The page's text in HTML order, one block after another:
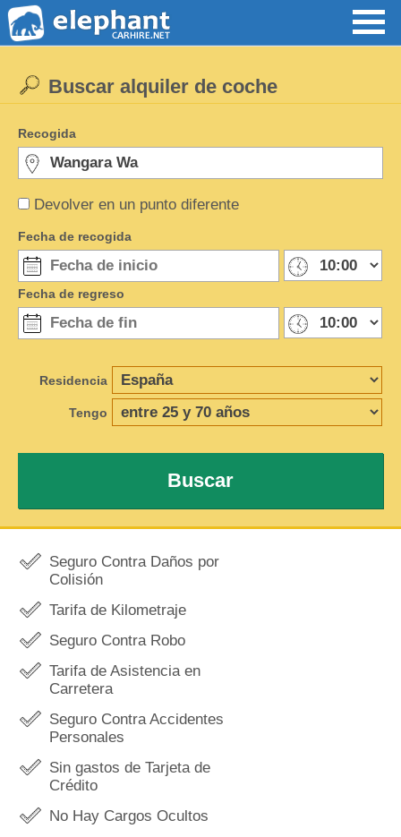
Devolver en un punto diferente
Buscar alquiler de coche
Recogida
Fecha de recogida
Fecha de regreso
Residencia
Tengo
Buscar
Seguro Contra Daños por
Colisión
Tarifa de Kilometraje
Seguro Contra Robo
Tarifa de Asistencia en
Carretera
Seguro Contra Accidentes
Personales
Sin gastos de Tarjeta de
Crédito
No Hay Cargos Ocultos